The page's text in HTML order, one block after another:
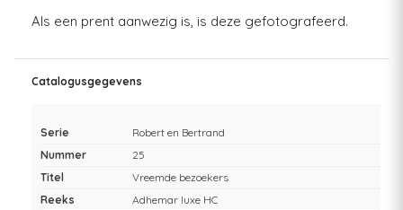
Als een prent aanwezig is, is deze gefotografeerd.
Catalogusgegevens
Serie
Robert en Bertrand
Nummer
25
Titel
Vreemde bezoekers
Reeks
Adhemar luxe HC